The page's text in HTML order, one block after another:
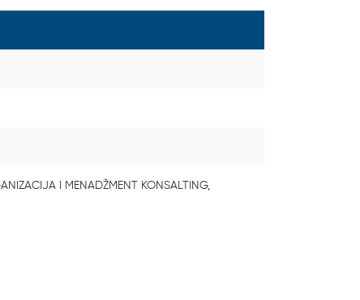
I MENADŽMENT KONSALTING,